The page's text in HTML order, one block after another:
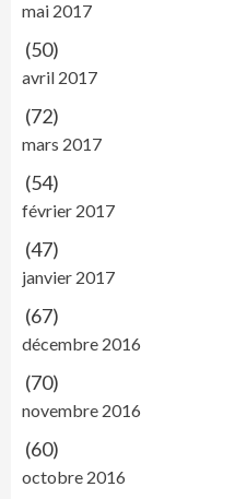
mai 2017
(50)
avril 2017
(72)
mars 2017
(54)
février 2017
(47)
janvier 2017
(67)
décembre 2016
(70)
novembre 2016
(60)
octobre 2016